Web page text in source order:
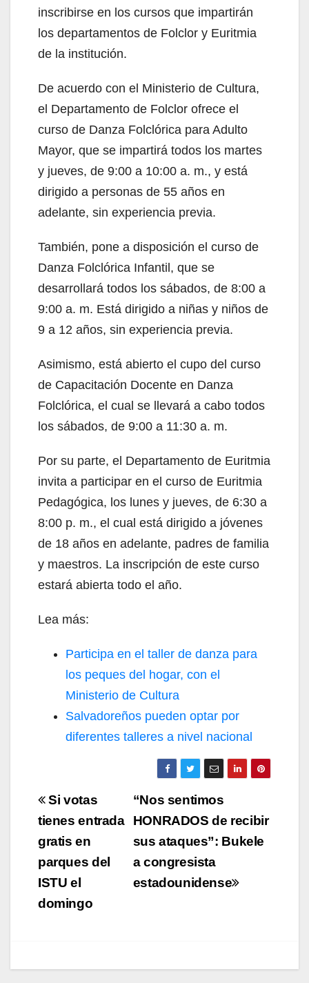
inscribirse en los cursos que impartirán
los departamentos de Folclor y Euritmia
de la institución.
De acuerdo con el Ministerio de Cultura,
el Departamento de Folclor ofrece el
curso de Danza Folclórica para Adulto
Mayor, que se impartirá todos los martes
y jueves, de 9:00 a 10:00 a. m., y está
dirigido a personas de 55 años en
adelante, sin experiencia previa.
También, pone a disposición el curso de
Danza Folclórica Infantil, que se
desarrollará todos los sábados, de 8:00 a
9:00 a. m. Está dirigido a niñas y niños de
9 a 12 años, sin experiencia previa.
Asimismo, está abierto el cupo del curso
de Capacitación Docente en Danza
Folclórica, el cual se llevará a cabo todos
los sábados, de 9:00 a 11:30 a. m.
Por su parte, el Departamento de Euritmia
invita a participar en el curso de Euritmia
Pedagógica, los lunes y jueves, de 6:30 a
8:00 p. m., el cual está dirigido a jóvenes
de 18 años en adelante, padres de familia
y maestros. La inscripción de este curso
estará abierta todo el año.
Lea más:
Participa en el taller de danza para
los peques del hogar, con el
Ministerio de Cultura
Salvadoreños pueden optar por
diferentes talleres a nivel nacional
Navegación
de
entradas
“Nos sentimos
HONRADOS de recibir
sus ataques”: Bukele
a congresista
estadounidense
Si votas
tienes entrada
gratis en
parques del
ISTU el
domingo